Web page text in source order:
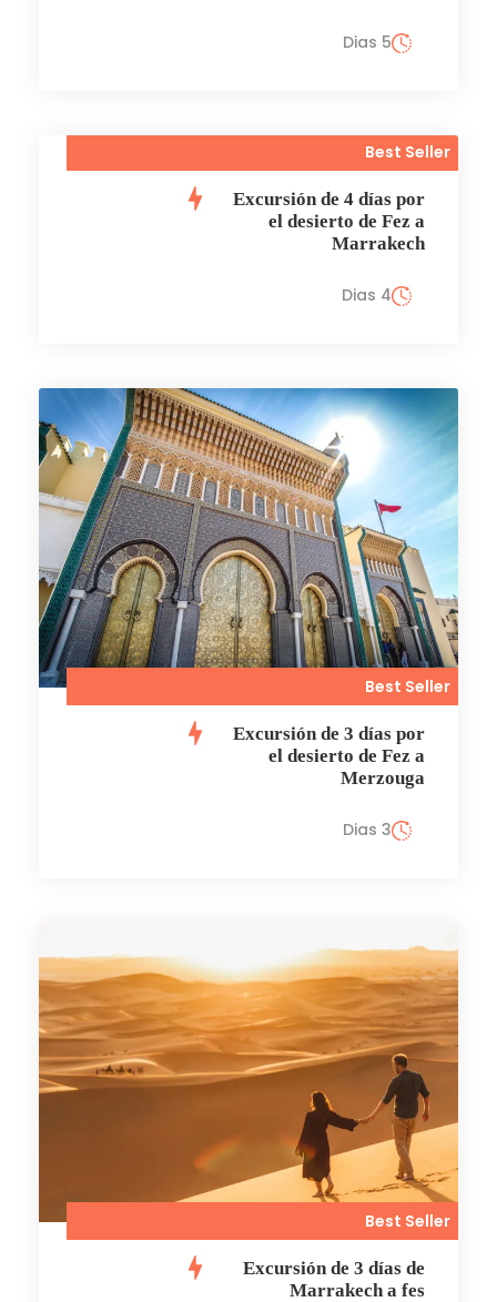
5 Dias
Best Seller
Excursión de 4 días por
el desierto de Fez a
Marrakech
4 Dias
Best Seller
Excursión de 3 días por
el desierto de Fez a
Merzouga
3 Dias
Best Seller
Excursión de 3 días de
Marrakech a fes